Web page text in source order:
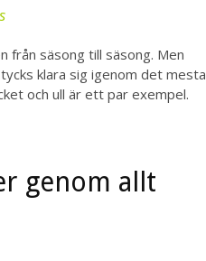
från säsong till säsong. Men
klara sig igenom det mesta
och ull är ett par exempel.
genom allt